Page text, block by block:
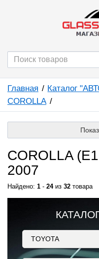
Главная Каталог
COROLLA
COROLLA
2007
Найдено: 1 - 24из 32 товара